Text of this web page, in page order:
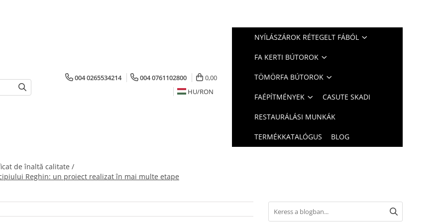
004 0265534214 004 0761102800
0,00
HU/RON
NYÍLÁSZÁROK RÉTEGELT FÁBÓL
FA KERTI BÚTOROK
TÖMÖRFA BÚTOROK
FAÉPÍTMÉNYEK CASUTE SKADI
RESTAURÁLÁSI MUNKÁK
TERMÉKKATALÓGUS BLOG
de înaltă calitate /
Reghin: un proiect realizat în mai multe etape